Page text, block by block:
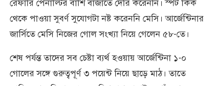
রেফারি পেনাল্টির বাঁশি বাজাতে দেরি করেননি। স্পট কিক
থেকে পাওয়া সুবর্ণ সুযোগটা নষ্ট করেননি মেসি। আর্জেন্টিনার
জার্সিতে মেসি নিজের গোল সংখ্যা নিয়ে গেলেন ৫৮-তে।
শেষ পর্যন্ত তাদের সব চেষ্টা ব্যর্থ হওয়ায় আর্জেন্টিনা ১-০
গোলের সঙ্গে গুরুত্বপূর্ণ ৩ পয়েন্ট নিয়ে ছাড়ে মাঠ। তাতে